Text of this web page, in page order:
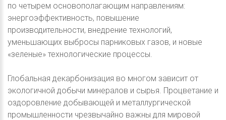
по четырем основополагающим направлениям:
энергоэффективность, повышение
производительности, внедрение технологий,
уменьшающих выбросы парниковых газов, и новые
«зеленые» технологические процессы.
Глобальная декарбонизация во многом зависит от
экологичной добычи минералов и сырья. Процветание и
оздоровление добывающей и металлургической
промышленности чрезвычайно важны для мировой